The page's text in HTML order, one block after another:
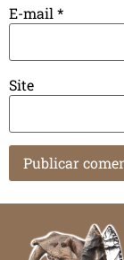
E-mail *
Site